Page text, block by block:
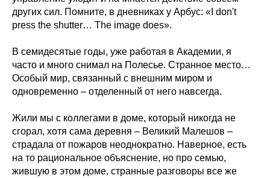
других сил. Помните, в дневниках у Арбус: «I don't
press the shutter… The image does».
В семидесятые годы, уже работая в Академии, я
часто и много снимал на Полесье. Странное место…
Особый мир, связанный с внешним миром и
одновременно – отделенный от него навсегда.
Жили мы с коллегами в доме, который никогда не
сгорал, хотя сама деревня – Великий Малешов –
страдала от пожаров неоднократно. Наверное, есть
на то рациональное объяснение, но про семью,
жившую в этом доме, странные разговоры все же